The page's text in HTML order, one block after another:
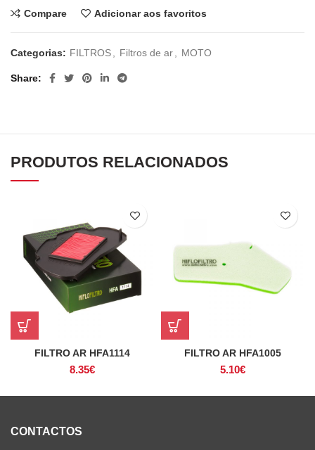
Compare Adicionar aos favoritos
Categorias: FILTROS Filtros de ar MOTO
Share
PRODUTOS RELACIONADOS
FILTRO AR HFA1114
8.35€
FILTRO AR HFA1005
5.10€
CONTACTOS